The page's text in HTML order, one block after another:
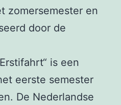
zomersemester en
door de
is een
eerste semester
De Nederlandse